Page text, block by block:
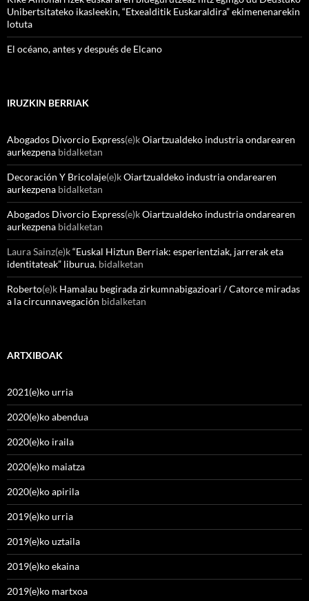
Unibertsitateko ikasleekin, “Etxealditik Euskaraldira” ekimenenarekin
lotuta
El océano, antes y después de Elcano
IRUZKIN BERRIAK
Abogados Divorcio Express(e)kOiartzualdeko industria ondarearen
aurkezpena bidalketan
Decoración Y Bricolaje(e)kOiartzualdeko industria ondarearen
aurkezpena bidalketan
Abogados Divorcio Express(e)kOiartzualdeko industria ondarearen
aurkezpena bidalketan
Laura Sainz(e)k“Euskal Hiztun Berriak: esperientziak, jarrerak eta
identitateak” liburua. bidalketan
Roberto(e)k Hamalau begirada zirkumnabigazioari / Catorce miradas
a la circunnavegación bidalketan
ARTXIBOAK
2021(e)ko urria
2020(e)ko abendua
2020(e)ko iraila
2020(e)ko maiatza
2020(e)ko apirila
2019(e)ko urria
2019(e)ko uztaila
2019(e)ko ekaina
2019(e)ko martxoa